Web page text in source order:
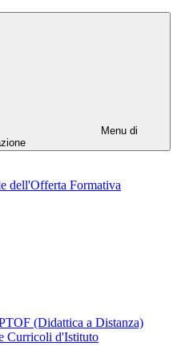
Menu di
dell'Offerta Formativa
(Didattica a Distanza)
Curricoli d'Istituto